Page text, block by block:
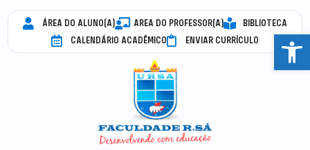
ÁREA DO ALUNO(A) AREA DO PROFESSOR(A)
BIBLIOTECA
CALENDÁRIO ACADÊMICO
ENVIAR CURRÍCULO Abrir